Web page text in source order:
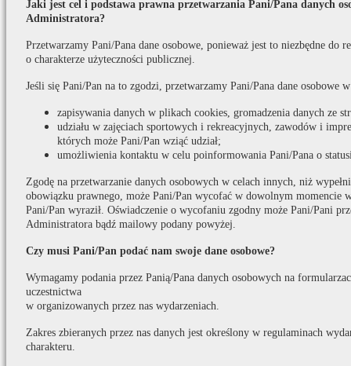
Jaki jest cel i podstawa prawna przetwarzania Pani/Pana danych
Administratora?
Przetwarzamy Pani/Pana dane osobowe, ponieważ jest to niezbędne do
o charakterze użyteczności publicznej.
Jeśli się Pani/Pan na to zgodzi, przetwarzamy Pani/Pana dane osobowe
zapisywania danych w plikach cookies, gromadzenia danych ze
udziału w zajęciach sportowych i rekreacyjnych, zawodów i
których może Pani/Pan wziąć udział;
umożliwienia kontaktu w celu poinformowania Pani/Pana o
Zgodę na przetwarzanie danych osobowych w celach innych, niż
obowiązku prawnego, może Pani/Pan wycofać w dowolnym momencie
Pani/Pan wyraził. Oświadczenie o wycofaniu zgodny może Pani/Pani
Administratora bądź mailowy podany powyżej.
Czy musi Pani/Pan podać nam swoje dane osobowe?
Wymagamy podania przez Panią/Pana danych osobowych na
uczestnictwa
w organizowanych przez nas wydarzeniach.
Zakres zbieranych przez nas danych jest określony w regulaminach
charakteru.